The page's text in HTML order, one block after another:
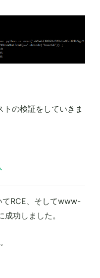
の検証をしていきま
てRCE、そしてwww-
功しました。